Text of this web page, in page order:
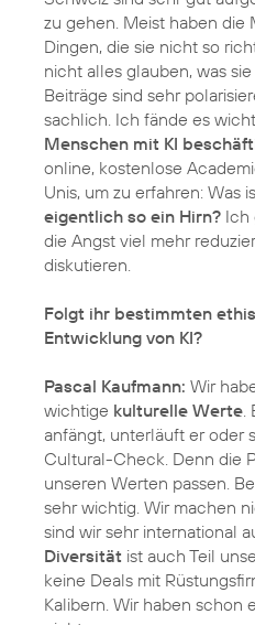
zu gehen. Meist haben die
Dingen, die sie nicht so
nicht alles glauben, was
Beiträge sind sehr
sachlich. Ich fände es
Menschen mit KI
online, kostenlose
Unis, um zu erfahren: Was
eigentlich so ein Hirn? Ich
die Angst viel mehr
diskutieren.
Folgt ihr bestimmten
Entwicklung von KI?
Pascal Kaufmann: Wir
wichtige kulturelle Werte.
anfängt, unterläuft er oder
Cultural-Check. Denn die
unseren Werten passen.
sehr wichtig. Wir machen
sind wir sehr international
Diversität ist auch Teil
keine Deals mit
Kalibern. Wir haben schon